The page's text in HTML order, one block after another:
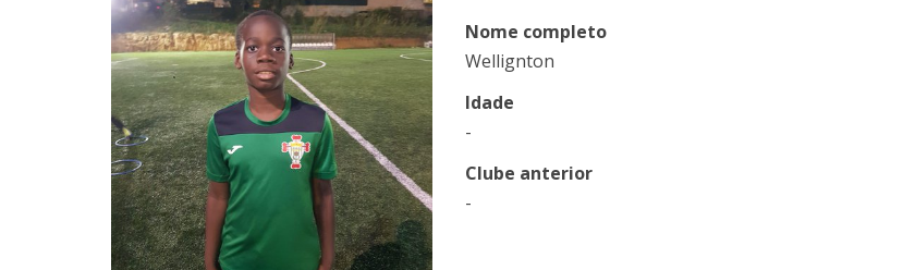
Nome completo
Wellignton
Idade
-
Clube anterior
-